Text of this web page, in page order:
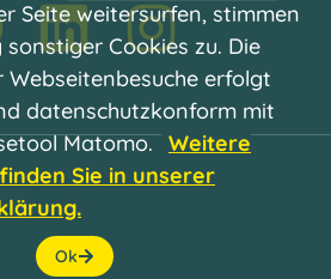
All Rights Reserved.
Seite weitersurfen, stimmen
sonstiger Cookies zu. Die
erfolgt
datenschutzkonform mit
Matomo. Weitere
Sie in unserer
Ok